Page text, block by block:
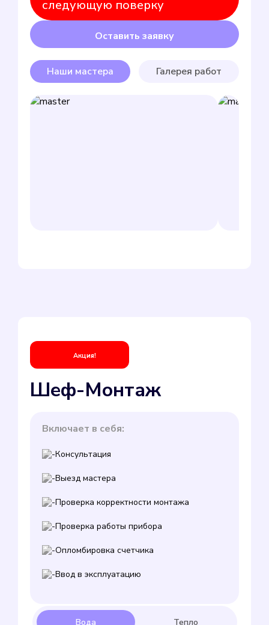
следующую поверку
Оставить заявку
Наши мастера Галерея работ
Акция!
Шеф-Монтаж
Включает в себя:
Консультация
Выезд мастера
Проверка корректности монтажа
Проверка работы прибора
Опломбировка счетчика
Ввод в эксплуатацию